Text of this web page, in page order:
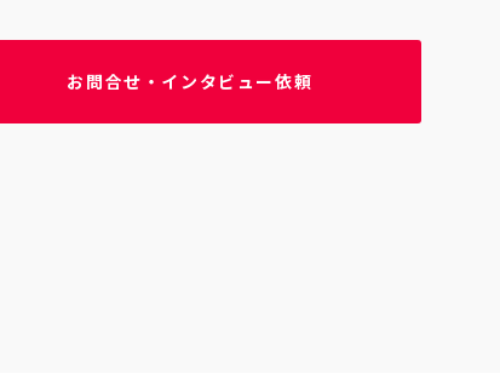
お問合せ・インタビュー依頼